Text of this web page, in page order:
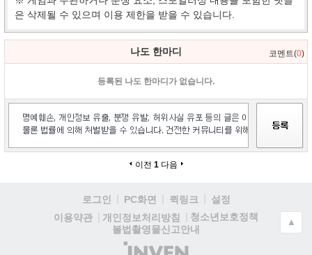
은 삭제될 수 있으며 이용 제한을 받을 수 있습니다.
나도 한마디 코멘트(0)
등록된 나도 한마디가 없습니다.
이전 1 다음
로그인 PC화면 퀵링크
설정
이용약관
개인정보처리방침
청소년보호정책
불법촬영물신고안내
(주)
▲